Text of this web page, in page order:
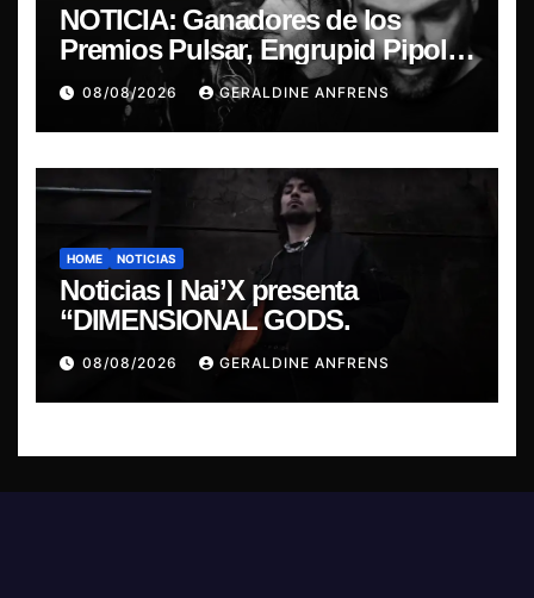
NOTICIA: Ganadores de los
Premios Pulsar, Engrupid Pipol
presentan show exclusivo.
08/08/2026 GERALDINE ANFRENS
HOME NOTICIAS
Noticias | Nai’X presenta
“DIMENSIONAL GODS.
08/08/2026 GERALDINE ANFRENS